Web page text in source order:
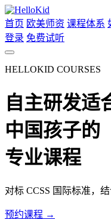
首页 欧美师资 课程体系
登录 免费试听
HELLOKID COURSES
自主研发适
中国孩子的
专业课程
对标 CCSS 国际标准，
预约课程 →